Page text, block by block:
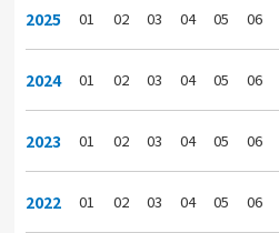
2025 01 02 03 04 05 06
2024 01 02 03 04 05 06
2023 01 02 03 04 05 06
2022 01 02 03 04 05 06